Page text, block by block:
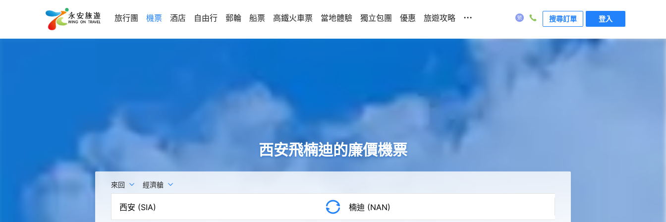
旅行團 機票 酒店 自由行 郵輪 船票 高鐵火車票 當地體驗 獨立包團 優惠 旅遊攻略 ... 搜尋訂單 登入
西安飛楠迪的廉價機票
來回 經濟艙